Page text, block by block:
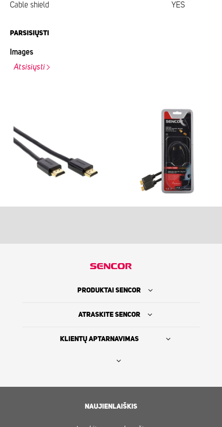
Cable shield YES
PARSISIŲSTI
Images
Atsisiųsti
PRODUKTAI SENCOR
ATRASKITE SENCOR
KLIENTŲ APTARNAVIMAS
NAUJIENLAIŠKIS